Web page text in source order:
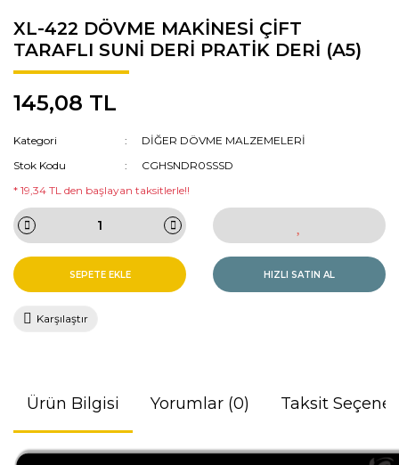
XL-422 DÖVME MAKİNESİ ÇİFT
TARAFLI SUNİ DERİ PRATİK DERİ (A5)
145,08 TL
Kategori
DİĞER DÖVME MALZEMELERİ
Stok Kodu
CGHSNDR0SSSD
* 19,34 TL den başlayan taksitlerle!!
SEPETE EKLE HIZLI SATIN AL
Karşılaştır
Ürün Bilgisi Yorumlar (0) Taksit